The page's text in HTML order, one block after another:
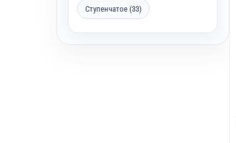
Ступенчатое (33)